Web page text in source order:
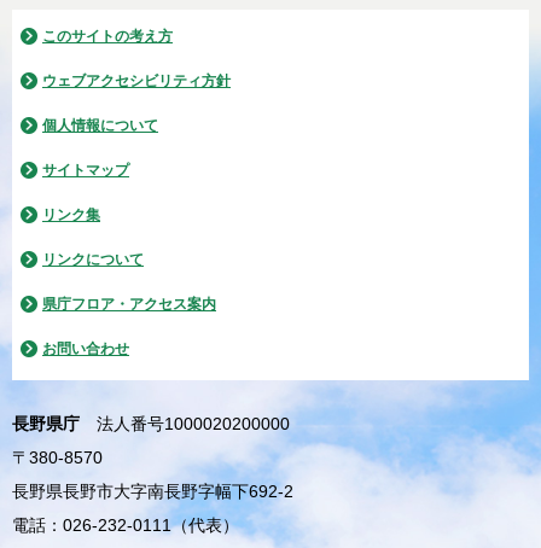
このサイトの考え方
ウェブアクセシビリティ方針
個人情報について
サイトマップ
リンク集
リンクについて
県庁フロア・アクセス案内
お問い合わせ
長野県庁
法人番号1000020200000
〒380-8570
長野県長野市大字南長野字幅下692-2
電話：026-232-0111（代表）